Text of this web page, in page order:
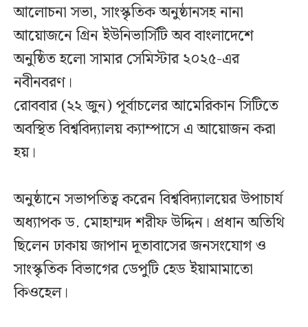
আলোচনা সভা, সাংস্কৃতিক অনুষ্ঠানসহ নানা
আয়োজনে গ্রিন ইউনিভার্সিটি অব বাংলাদেশে
অনুষ্ঠিত হলো সামার সেমিস্টার ২০২৫-এর
নবীনবরণ।
রোববার (২২ জুন) পূর্বাচলের আমেরিকান সিটিতে
অবস্থিত বিশ্ববিদ্যালয় ক্যাম্পাসে এ আয়োজন করা
হয়।
অনুষ্ঠানে সভাপতিত্ব করেন বিশ্ববিদ্যালয়ের উপাচার্য
অধ্যাপক ড. মোহাম্মদ শরীফ উদ্দিন। প্রধান অতিথি
ছিলেন ঢাকায় জাপান দূতাবাসের জনসংযোগ ও
সাংস্কৃতিক বিভাগের ডেপুটি হেড ইয়ামামাতো
কিওহেল।